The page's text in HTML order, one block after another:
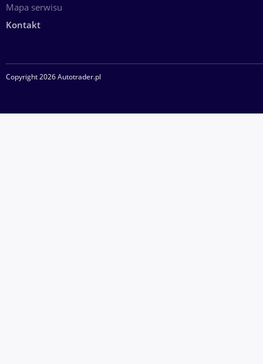
pracujemy.
Mapa serwisu
Kontakt
Copyright 2026 Autotrader.pl